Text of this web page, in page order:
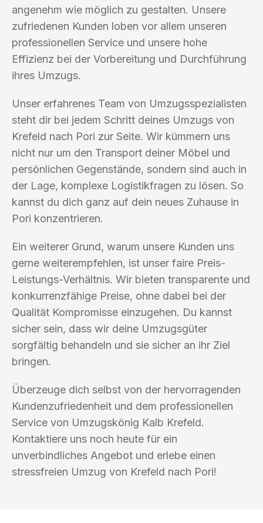
angenehm wie möglich zu gestalten. Unsere
zufriedenen Kunden loben vor allem unseren
professionellen Service und unsere hohe
Effizienz bei der Vorbereitung und Durchführung
ihres Umzugs.
Unser erfahrenes Team von Umzugsspezialisten
steht dir bei jedem Schritt deines Umzugs von
Krefeld nach Pori zur Seite. Wir kümmern uns
nicht nur um den Transport deiner Möbel und
persönlichen Gegenstände, sondern sind auch in
der Lage, komplexe Logistikfragen zu lösen. So
kannst du dich ganz auf dein neues Zuhause in
Pori konzentrieren.
Ein weiterer Grund, warum unsere Kunden uns
gerne weiterempfehlen, ist unser faire Preis-
Leistungs-Verhältnis. Wir bieten transparente und
konkurrenzfähige Preise, ohne dabei bei der
Qualität Kompromisse einzugehen. Du kannst
sicher sein, dass wir deine Umzugsgüter
sorgfältig behandeln und sie sicher an ihr Ziel
bringen.
Überzeuge dich selbst von der hervorragenden
Kundenzufriedenheit und dem professionellen
Service von Umzugskönig Kalb Krefeld.
Kontaktiere uns noch heute für ein
unverbindliches Angebot und erlebe einen
stressfreien Umzug von Krefeld nach Pori!